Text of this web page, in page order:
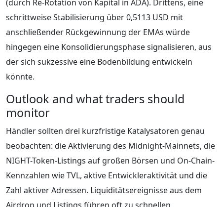
(durch Re-Rotation von Kapital in ADA). Drittens, eine
schrittweise Stabilisierung über 0,5113 USD mit
anschließender Rückgewinnung der EMAs würde
hingegen eine Konsolidierungsphase signalisieren, aus
der sich sukzessive eine Bodenbildung entwickeln
könnte.
Outlook and what traders should
monitor
Händler sollten drei kurzfristige Katalysatoren genau
beobachten: die Aktivierung des Midnight-Mainnets, die
NIGHT-Token-Listings auf großen Börsen und On-Chain-
Kennzahlen wie TVL, aktive Entwickleraktivität und die
Zahl aktiver Adressen. Liquiditätsereignisse aus dem
Airdrop und Listings führen oft zu schnellen